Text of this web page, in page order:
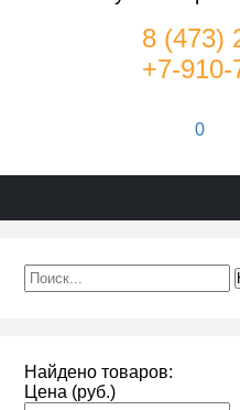
8 (473)
+7-910-
0
Найдено товаров:
Цена (руб.)